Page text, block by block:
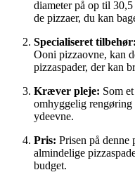
diameter på op til
de pizzaer, du kan
Specialiseret tilbehør:
Ooni pizzaovne, kan
pizzaspader, der kan
Kræver pleje: Som
omhyggelig rengøring
ydeevne.
Pris: Prisen på denne
almindelige
budget.